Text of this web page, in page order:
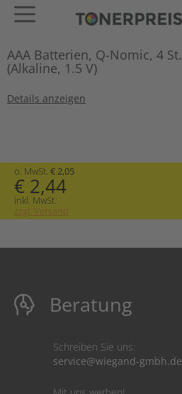
AAA Batterien, Q-Nomic, 4 St.
(Alkaline, 1.5 V)
Details anzeigen
o. MwSt. € 2,05
€ 2,44
inkl. MwSt.
zzgl. Versand
Beratung
Schreiben Sie uns:
service@wiegand-gmbh.de